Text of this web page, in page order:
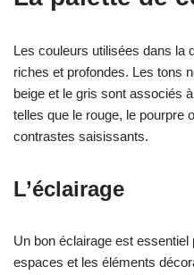
Les couleurs utilisées dans la
riches et profondes. Les tons
beige et le gris sont associés
telles que le rouge, le pourpre
contrastes saisissants.
L’éclairage
Un bon éclairage est
espaces et les éléments